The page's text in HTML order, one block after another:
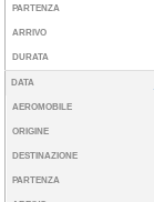
PARTENZA
ARRIVO
DURATA
DATA
AEROMOBILE
ORIGINE
DESTINAZIONE
PARTENZA